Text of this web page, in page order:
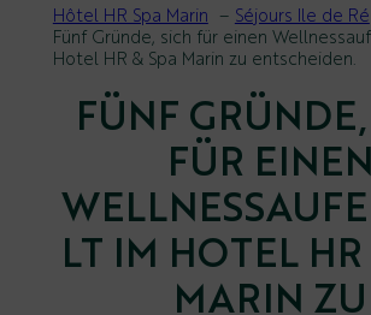
Hôtel HR Spa Marin
Séjours Ile de Ré
Fünf Gründe, sich für einen
Hotel HR & Spa Marin zu entscheiden.
FÜNF
FÜR EINEN
LT IM HOTEL HR
MARIN ZU